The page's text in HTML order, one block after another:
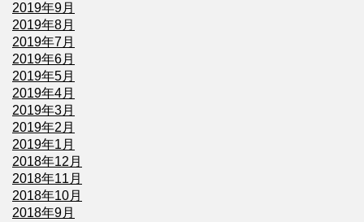
2019年9月
2019年8月
2019年7月
2019年6月
2019年5月
2019年4月
2019年3月
2019年2月
2019年1月
2018年12月
2018年11月
2018年10月
2018年9月